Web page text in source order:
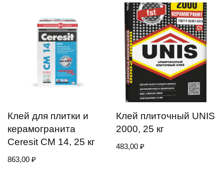
Клей для плитки и
керамогранита
Ceresit CM 14, 25 кг
863,00 ₽
Клей плиточный UNIS
2000, 25 кг
483,00₽